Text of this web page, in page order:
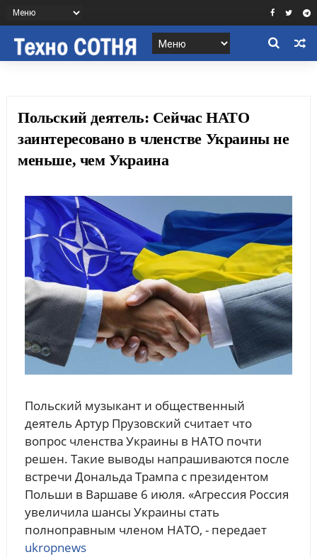
Польский деятель: Сейчас НАТО
заинтересовано в членстве Украины не
меньше, чем Украина
Польский музыкант и общественный
деятель Артур Прузовский считает что
вопрос членства Украины в НАТО почти
решен. Такие выводы напрашиваются после
встречи Дональда Трампа с президентом
Польши в Варшаве 6 июля. «Агрессия Россия
увеличила шансы Украины стать
полноправным членом НАТО, - передает
ukropnews